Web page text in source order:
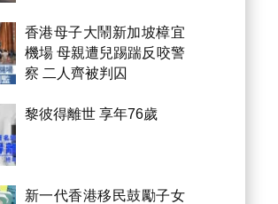
香港母子大鬧新加坡樟宜
機場 母親遭兒踢踹反咬警
察 二人齊被判囚
黎彼得離世 享年76歲
新一代香港移民鼓勵子女